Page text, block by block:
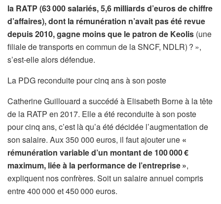
la RATP (63 000 salariés, 5,6 milliards d’euros de chiffre
d’affaires), dont la rémunération n’avait pas été revue
depuis 2010, gagne moins que le patron de Keolis (une
filiale de transports en commun de la SNCF, NDLR) ? »,
s’est-elle alors défendue.
La PDG reconduite pour cinq ans à son poste
Catherine Guillouard a succédé à Elisabeth Borne à la tête
de la RATP en 2017. Elle a été reconduite à son poste
pour cinq ans, c’est là qu’a été décidée l’augmentation de
son salaire. Aux 350 000 euros, il faut ajouter une «
rémunération variable d’un montant de 100 000 €
maximum, liée à la performance de l’entreprise »,
expliquent nos confrères. Soit un salaire annuel compris
entre 400 000 et 450 000 euros.